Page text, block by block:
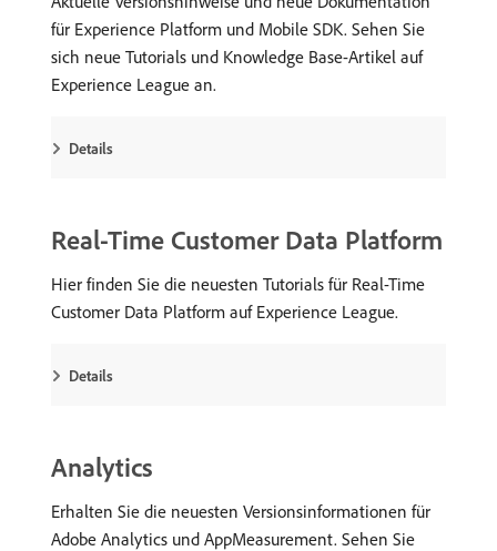
für Experience Platform und Mobile SDK. Sehen Sie
sich neue Tutorials und Knowledge Base-Artikel auf
Experience League an.
Details
Real-Time Customer Data Platform
Hier finden Sie die neuesten Tutorials für Real-Time
Customer Data Platform auf Experience League.
Details
Analytics
Erhalten Sie die neuesten Versionsinformationen für
Adobe Analytics und AppMeasurement. Sehen Sie